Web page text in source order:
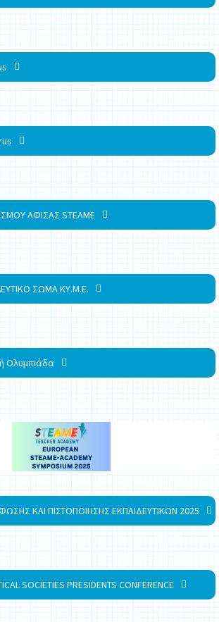
ΑΦΙΣΑΣ STEAME
ΣΩΜΑ ΚΥ.Μ.Ε.
Ολυμπιάδα
ΚΑΙ ΠΙΣΤΟΠΟΙΗΣΗΣ ΕΚΠΑΙΔΕΥΤΙΚΩΝ 2025
SOCIETIES PRESIDENTS CONFERENCE